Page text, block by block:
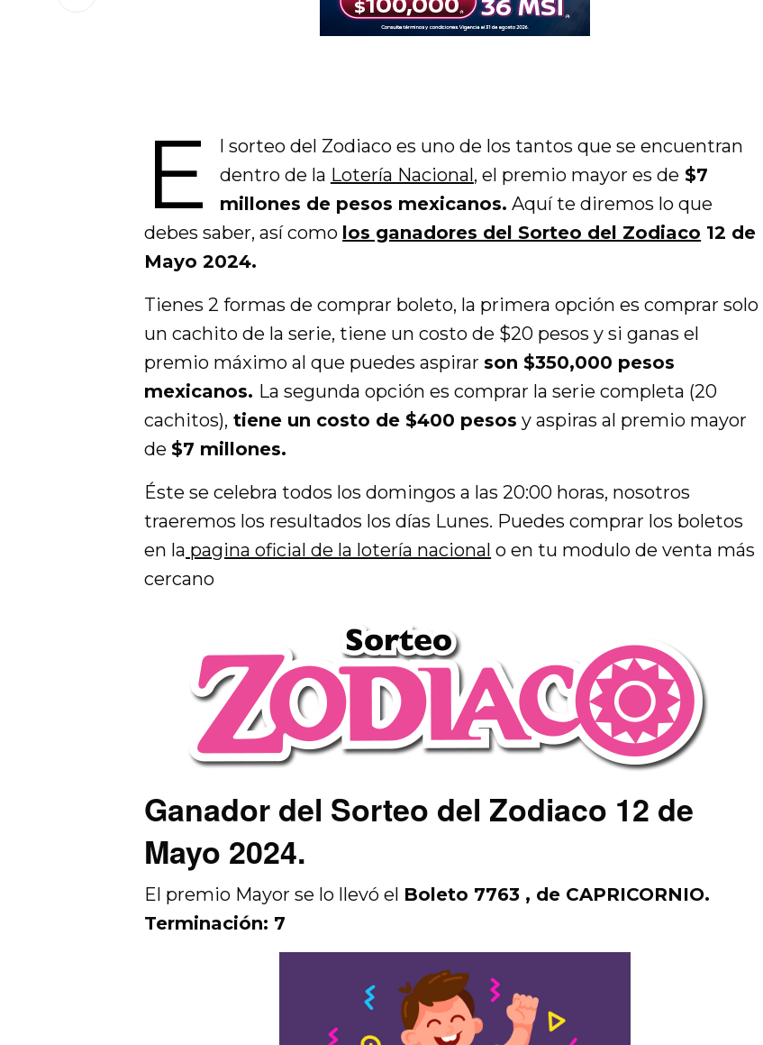
E
l sorteo del Zodiaco es uno de los tantos que se encuentran
dentro de la Lotería Nacional, el premio mayor es de $7
millones de pesos mexicanos. Aquí te diremos lo que
debes saber, así como los ganadores del Sorteo del Zodiaco 12 de
Mayo 2024.
Tienes 2 formas de comprar boleto, la primera opción es comprar solo
un cachito de la serie, tiene un costo de $20 pesos y si ganas el
premio máximo al que puedes aspirar son $350,000 pesos
mexicanos. La segunda opción es comprar la serie completa (20
cachitos), tiene un costo de $400 pesos y aspiras al premio mayor
de$7 millones.
Éste se celebra todos los domingos a las 20:00 horas, nosotros
traeremos los resultados los días Lunes. Puedes comprar los boletos
en la pagina oficial de la lotería nacional o en tu modulo de venta más
cercano
Ganador del Sorteo del Zodiaco 12 de
Mayo 2024.
El premio Mayor se lo llevó el Boleto 7763 , de CAPRICORNIO.
Terminación: 7